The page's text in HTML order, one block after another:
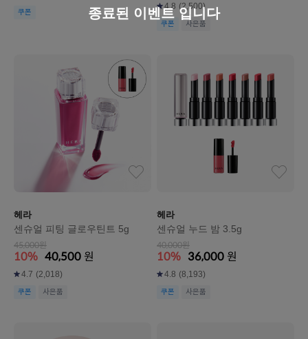
쿠폰
4.8 (2,500)
쿠폰 사은품
헤라
센슈얼 피팅 글로우틴트 5g
45,000원
10% 40,500 원
4.7 (2,018)
쿠폰 사은품
헤라
센슈얼 누드 밤 3.5g
40,000원
10% 36,000 원
4.8 (8,193)
쿠폰 사은품
종료된 이벤트 입니다